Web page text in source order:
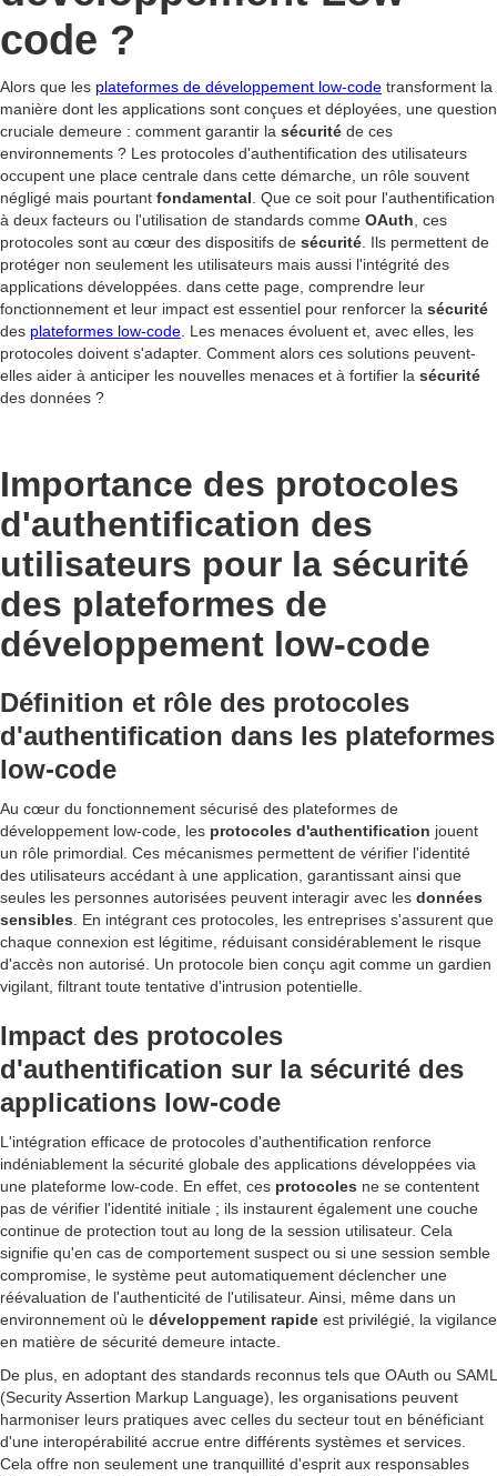
code ?
Alors que les plateformes de développement low-code transforment la
manière dont les applications sont conçues et déployées, une question
cruciale demeure : comment garantir la sécurité de ces
environnements ? Les protocoles d'authentification des utilisateurs
occupent une place centrale dans cette démarche, un rôle souvent
négligé mais pourtant fondamental. Que ce soit pour l'authentification
à deux facteurs ou l'utilisation de standards comme OAuth, ces
protocoles sont au cœur des dispositifs de sécurité. Ils permettent de
protéger non seulement les utilisateurs mais aussi l'intégrité des
applications développées. dans cette page, comprendre leur
fonctionnement et leur impact est essentiel pour renforcer la sécurité
des plateformes low-code. Les menaces évoluent et, avec elles, les
protocoles doivent s'adapter. Comment alors ces solutions peuvent-
elles aider à anticiper les nouvelles menaces et à fortifier la sécurité
des données ?
Importance des protocoles
d'authentification des
utilisateurs pour la sécurité
des plateformes de
développement low-code
Définition et rôle des protocoles
d'authentification dans les plateformes
low-code
Au cœur du fonctionnement sécurisé des plateformes de
développement low-code, les protocoles d'authentification jouent
un rôle primordial. Ces mécanismes permettent de vérifier l'identité
des utilisateurs accédant à une application, garantissant ainsi que
seules les personnes autorisées peuvent interagir avec les données
sensibles. En intégrant ces protocoles, les entreprises s'assurent que
chaque connexion est légitime, réduisant considérablement le risque
d'accès non autorisé. Un protocole bien conçu agit comme un gardien
vigilant, filtrant toute tentative d'intrusion potentielle.
Impact des protocoles
d'authentification sur la sécurité des
applications low-code
L'intégration efficace de protocoles d'authentification renforce
indéniablement la sécurité globale des applications développées via
une plateforme low-code. En effet, ces protocoles ne se contentent
pas de vérifier l'identité initiale ; ils instaurent également une couche
continue de protection tout au long de la session utilisateur. Cela
signifie qu'en cas de comportement suspect ou si une session semble
compromise, le système peut automatiquement déclencher une
réévaluation de l'authenticité de l'utilisateur. Ainsi, même dans un
environnement où le développement rapide est privilégié, la vigilance
en matière de sécurité demeure intacte.
De plus, en adoptant des standards reconnus tels que OAuth ou SAML
(Security Assertion Markup Language), les organisations peuvent
harmoniser leurs pratiques avec celles du secteur tout en bénéficiant
d'une interopérabilité accrue entre différents systèmes et services.
Cela offre non seulement une tranquillité d'esprit aux responsables